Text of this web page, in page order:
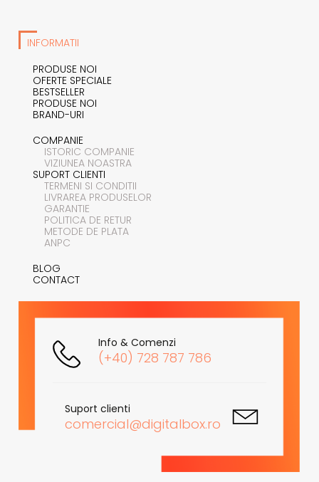
INFORMATII
PRODUSE NOI
OFERTE SPECIALE
BESTSELLER
PRODUSE NOI
BRAND-URI
COMPANIE
ISTORIC COMPANIE
VIZIUNEA NOASTRA
SUPORT CLIENTI
TERMENI SI CONDITII
LIVRAREA PRODUSELOR
GARANTIE
POLITICA DE RETUR
METODE DE PLATA
ANPC
BLOG
CONTACT
Info & Comenzi
(+40) 728 787 786
Suport clienti
comercial@digitalbox.ro